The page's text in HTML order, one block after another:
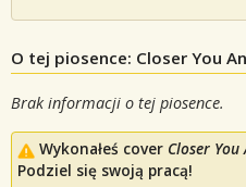
O tej piosence: Closer You
Brak informacji o tej piosence.
Wykonałeś cover Closer You
Podziel się swoją pracą!